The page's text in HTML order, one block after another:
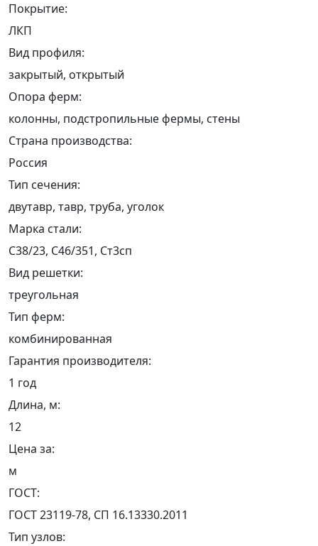
Покрытие:
ЛКП
Вид профиля:
закрытый, открытый
Опора ферм:
колонны, подстропильные фермы, стены
Страна производства:
Россия
Тип сечения:
двутавр, тавр, труба, уголок
Марка стали:
С38/23, С46/351, Ст3сп
Вид решетки:
треугольная
Тип ферм:
комбинированная
Гарантия производителя:
1 год
Длина, м:
12
Цена за:
м
ГОСТ:
ГОСТ 23119-78, СП 16.13330.2011
Тип узлов: